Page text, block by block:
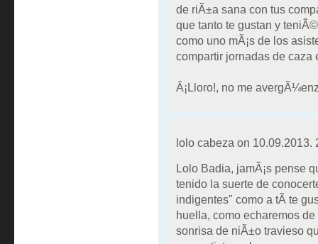
de riÃ±a sana con tus
que tanto te gustan y
como uno mÃ¡s de los
compartir jornadas de caza
Â¡Lloro!, no me
lolo cabeza on 10.09.2013.
Lolo Badia, jamÃ¡s pense
tenido la suerte de
indigentes" como a tÃ­ te
huella, como echaremos
sonrisa de niÃ±o travieso